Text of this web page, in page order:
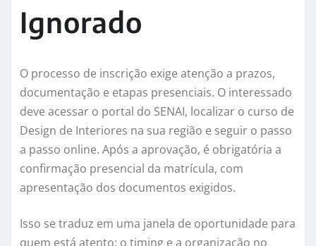
Ignorado
O processo de inscrição exige atenção a prazos,
documentação e etapas presenciais. O interessado
deve acessar o portal do SENAI, localizar o curso de
Design de Interiores na sua região e seguir o passo
a passo online. Após a aprovação, é obrigatória a
confirmação presencial da matrícula, com
apresentação dos documentos exigidos.
Isso se traduz em uma janela de oportunidade para
quem está atento: o timing e a organização no